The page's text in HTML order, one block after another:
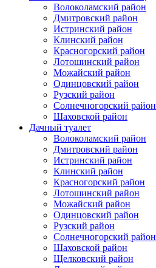
Волоколамский район
Дмитровский район
Истринский район
Клинский район
Красногорский район
Лотошинский район
Можайский район
Одинцовский район
Рузский район
Солнечногорский район
Шаховской район
Дачный туалет
Волоколамский район
Дмитровский район
Истринский район
Клинский район
Красногорский район
Лотошинский район
Можайский район
Одинцовский район
Рузский район
Солнечногорский район
Шаховской район
Щелковский район